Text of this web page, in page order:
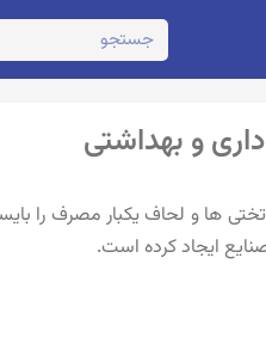
و بهداشتی
ها و لحاف یکبار مصرف را
ایجاد کرده است.